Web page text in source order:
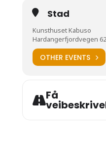
Stad
Kunsthuset Kabuso
Hardangerfjordvegen
OTHER EVENTS
Få